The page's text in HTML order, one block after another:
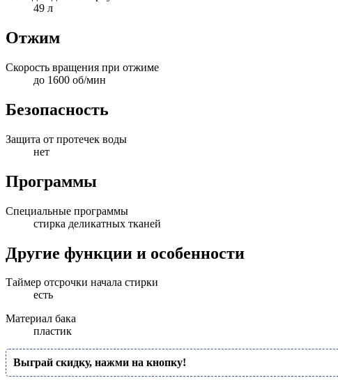
49 л
Отжим
Скорость вращения при отжиме
до 1600 об/мин
Безопасность
Защита от протечек воды
нет
Программы
Специальные программы
стирка деликатных тканей
Другие функции и особенности
Таймер отсрочки начала стирки
есть
Материал бака
пластик
Выграй скидку, нажми на кнопку!